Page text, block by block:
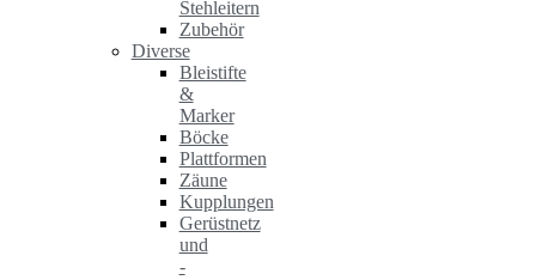
Stehleitern
Zubehör
Diverse
Bleistifte
&
Marker
Böcke
Plattformen
Zäune
Kupplungen
Gerüstnetz
und
-